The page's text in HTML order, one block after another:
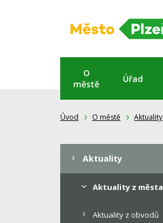
O
městě
Úřad
Úvod O městě Aktuality
Aktuality
Aktuality z města
Aktuality z obvodů